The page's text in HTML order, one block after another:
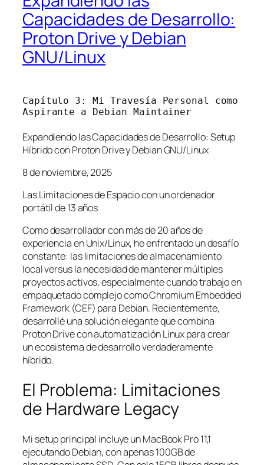
Capacidades de Desarrollo:
Proton Drive y Debian
GNU/Linux
Capítulo 3: Mi Travesía Personal como
Aspirante a Debian Maintainer
Expandiendo las Capacidades de Desarrollo: Setup
Híbrido con Proton Drive y Debian GNU/Linux
8 de noviembre, 2025
Las Limitaciones de Espacio con un ordenador
portátil de 13 años
Como desarrollador con más de 20 años de
experiencia en Unix/Linux, he enfrentado un desafío
constante: las limitaciones de almacenamiento
local versus la necesidad de mantener múltiples
proyectos activos, especialmente cuando trabajo en
empaquetado complejo como Chromium Embedded
Framework (CEF) para Debian. Recientemente,
desarrollé una solución elegante que combina
Proton Drive con automatización Linux para crear
un ecosistema de desarrollo verdaderamente
híbrido.
El Problema: Limitaciones
de Hardware Legacy
Mi setup principal incluye un MacBook Pro 11,1
ejecutando Debian, con apenas 100GB de